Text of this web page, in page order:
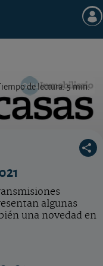
de lectura: 5 min.
algunas
una novedad en